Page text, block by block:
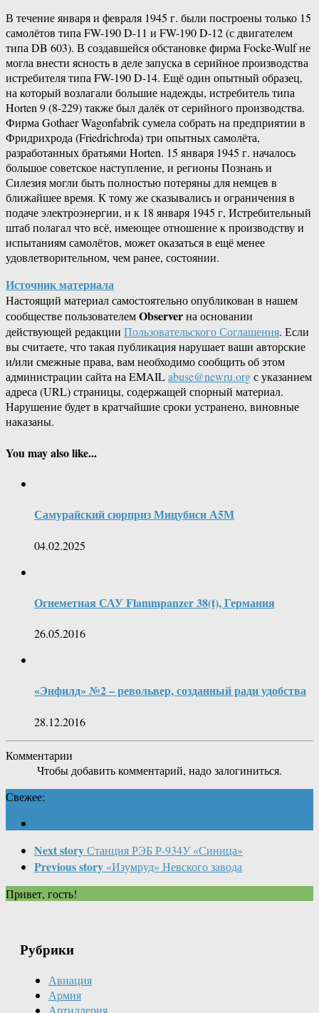
В течение января и февраля 1945 г. были построены только 15
самолётов типа FW-190 D-11 и FW-190 D-12 (с двигателем
типа DB 603). В создавшейся обстановке фирма Focke-Wulf не
могла внести ясность в деле запуска в серийное производства
истребителя типа FW-190 D-14. Ещё один опытный образец,
на который возлагали большие надежды, истребитель типа
Horten 9 (8-229) также был далёк от серийного производства.
Фирма Gothaer Wagonfabrik сумела собрать на предприятии в
Фридрихрода (Friedrichroda) три опытных самолёта,
разработанных братьями Horten. 15 января 1945 г. началось
большое советское наступление, и регионы Познань и
Силезия могли быть полностью потеряны для немцев в
ближайшее время. К тому же сказывались и ограничения в
подаче электроэнергии, и к 18 января 1945 г, Истребительный
штаб полагал что всё, имеющее отношение к производству и
испытаниям самолётов, может оказаться в ещё менее
удовлетворительном, чем ранее, состоянии.
Источник материала
Настоящий материал самостоятельно опубликован в нашем
сообществе пользователемObserverна основании
действующей редакции Пользовательского Соглашения. Если
вы считаете, что такая публикация нарушает ваши авторские
и/или смежные права, вам необходимо сообщить об этом
администрации сайта на EMAILabuse@newru.orgс указанием
адреса (URL) страницы, содержащей спорный материал.
Нарушение будет в кратчайшие сроки устранено, виновные
наказаны.
You may also like...
Самурайский сюрприз Мицубиси А5М
04.02.2025
Огнеметная САУ Flammpanzer 38(t), Германия
26.05.2016
«Энфилд» №2 – револьвер, созданный ради удобства
28.12.2016
Комментарии
Чтобы добавить комментарий, надо залогиниться.
Свежее:
Next storyСтанция РЭБ Р-934У «Синица»
Previous story «Изумруд» Невского завода
Привет, гость!
Рубрики
Авиация
Армия
Артиллерия